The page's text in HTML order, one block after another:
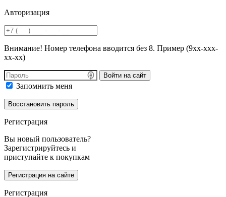
Авторизация
Внимание! Номер телефона вводится без 8. Пример (9хх-ххх-
хх-хх)
Войти на сайт
Запомнить меня
Регистрация
Вы новый пользователь?
Зарегистрируйтесь и
приступайте к покупкам
Регистрация